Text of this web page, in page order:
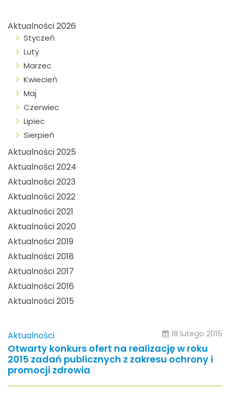
Aktualności 2026
Styczeń
Luty
Marzec
Kwiecień
Maj
Czerwiec
Lipiec
Sierpień
Aktualności 2025
Aktualności 2024
Aktualności 2023
Aktualności 2022
Aktualności 2021
Aktualności 2020
Aktualności 2019
Aktualności 2018
Aktualności 2017
Aktualności 2016
Aktualności 2015
Aktualności 18 lutego 2015
Otwarty konkurs ofert na realizację w roku
2015 zadań publicznych z zakresu ochrony i
promocji zdrowia